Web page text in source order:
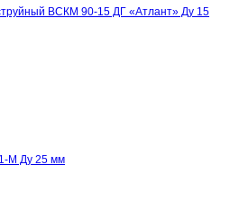
ВСКМ 90-15 ДГ «Атлант» Ду 15
М Ду 25 мм